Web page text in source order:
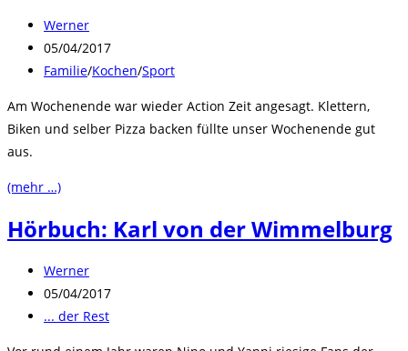
Beitrags-
Autor:
Werner
Beitrag
veröffentlicht:
05/04/2017
Beitrags-
Familie/Kochen/Sport
Am Wochenende war wieder Action Zeit angesagt. Klettern,
Biken und selber Pizza backen füllte unser Wochenende gut
aus.
(mehr …)
Hörbuch: Karl von der Wimmelburg
Beitrags-
Autor:
Werner
Beitrag
veröffentlicht:
05/04/2017
Beitrags-
... der Rest